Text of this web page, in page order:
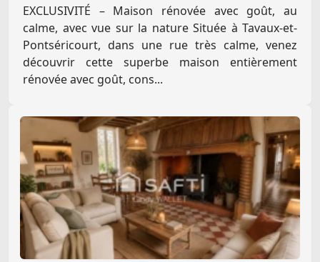
EXCLUSIVITÉ – Maison rénovée avec goût, au
calme, avec vue sur la nature Située à Tavaux-et-
Pontséricourt, dans une rue très calme, venez
découvrir cette superbe maison entièrement
rénovée avec goût, cons...